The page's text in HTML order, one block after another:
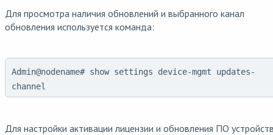
Для просмотра наличия обновлений и выбранного канал
обновления используется команда:
Admin@nodename# show settings device-mgmt updates-
channel
Для настройки активации лицензии и обновления ПО